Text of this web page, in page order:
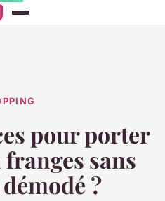
pour porter
franges sans
?